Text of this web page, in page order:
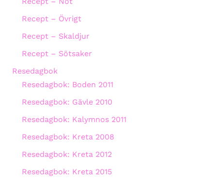
Recept – Övrigt
Recept – Skaldjur
Recept – Sötsaker
Resedagbok
Resedagbok: Boden 2011
Resedagbok: Gävle 2010
Resedagbok: Kalymnos 2011
Resedagbok: Kreta 2008
Resedagbok: Kreta 2012
Resedagbok: Kreta 2015